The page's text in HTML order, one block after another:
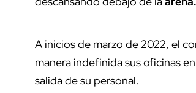
A inicios de marzo de 2022, el
manera indefinida sus oficinas
salida de su personal.